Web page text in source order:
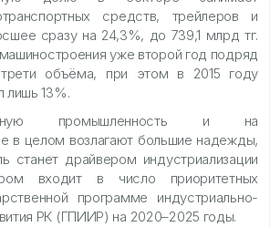
средств, трейлеров и
сразу на 24,3%, до 739,1 млрд тг.
уже второй год подряд
трети объёма, при этом в 2015 году
лишь 13%.
промышленность и на
в целом возлагают большие надежды,
станет драйвером индустриализации
входит в число приоритетных
программе индустриально-
РК (ГПИИР) на 2020–2025 годы.